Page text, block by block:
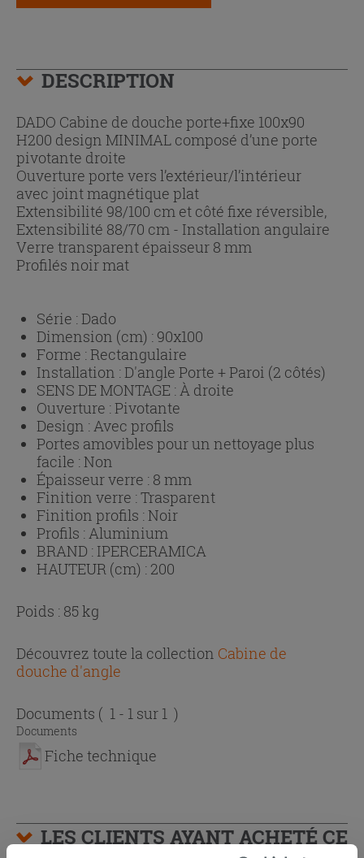
DESCRIPTION
DADO Cabine de douche porte+fixe 100x90
H200 design MINIMAL composé d’une porte
pivotante droite
Ouverture porte vers l’extérieur/l’intérieur
avec joint magnétique plat
Extensibilité 98/100 cm et côté fixe réversible,
Extensibilité 88/70 cm - Installation angulaire
Verre transparent épaisseur 8 mm
Profilés noir mat
Série :Dado
Dimension (cm) : 90x100
Forme :Rectangulaire
Installation :D'angle Porte + Paroi (2 côtés)
SENS DE MONTAGE : À droite
Ouverture :Pivotante
Design : Avec profils
Portes amovibles pour un nettoyage plus
facile :Non
Épaisseur verre : 8 mm
Finition verre :Trasparent
Finition profils :Noir
Profils : Aluminium
BRAND : IPERCERAMICA
HAUTEUR (cm) : 200
Poids : 85 kg
Découvrez toute la collection Cabine de
douche d'angle
Documents ( 1 - 1 sur 1 )
Documents
Fiche technique
LES CLIENTS AYANT ACHETÉ CE